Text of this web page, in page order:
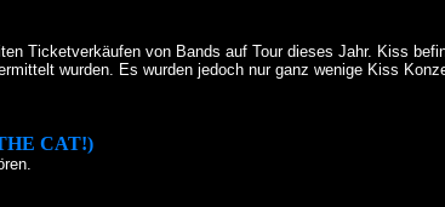
Ticketverkäufen von Bands auf Tour dieses Jahr. Kiss
wurden. Es wurden jedoch nur ganz wenige Kiss
CAT!)